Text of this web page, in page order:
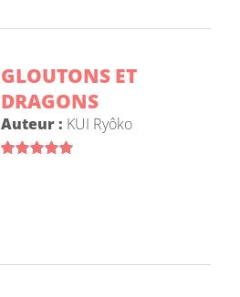
GLOUTONS ET
DRAGONS
Auteur : KUI Ryôko